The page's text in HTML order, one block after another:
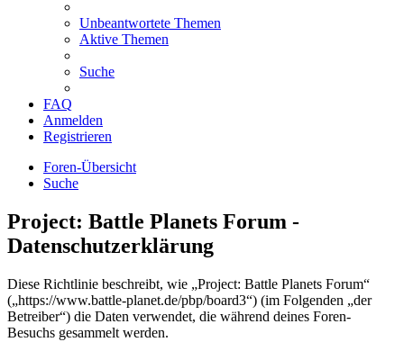
Unbeantwortete Themen
Aktive Themen
Suche
FAQ
Anmelden
Registrieren
Foren-Übersicht
Suche
Project: Battle Planets Forum -
Datenschutzerklärung
Diese Richtlinie beschreibt, wie „Project: Battle Planets Forum“
(„https://www.battle-planet.de/pbp/board3“) (im Folgenden „der
Betreiber“) die Daten verwendet, die während deines Foren-
Besuchs gesammelt werden.